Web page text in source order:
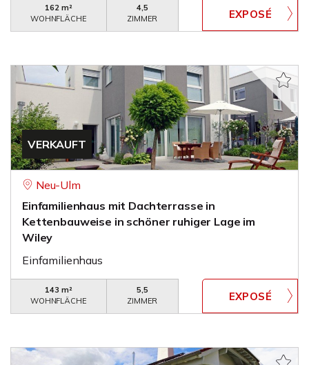
162 m²
WOHNFLÄCHE
4,5
ZIMMER
VERKAUFT
Neu-Ulm
Einfamilienhaus mit Dachterrasse in
Kettenbauweise in schöner ruhiger Lage im
Wiley
Einfamilienhaus
143 m²
WOHNFLÄCHE
5,5
ZIMMER